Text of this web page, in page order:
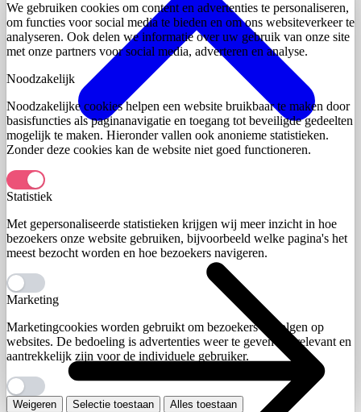
We gebruiken cookies om content en advertenties te personaliseren,
om functies voor social media te bieden en om ons websiteverkeer te
analyseren. Ook delen we informatie over uw gebruik van onze site
met onze partners voor social media, adverteren en analyse.
Noodzakelijk
Noodzakelijke cookies helpen een website bruikbaar te maken door
basisfuncties als paginanavigatie en toegang tot beveiligde gedeelten
mogelijk te maken. Hieronder vallen ook anonieme statistieken.
Zonder deze cookies kan de website niet goed functioneren.
Statistiek
Met gepersonaliseerde statistieken krijgen wij meer inzicht in hoe
bezoekers onze website gebruiken, bijvoorbeeld welke pagina's het
meest bezocht worden en hoe bezoekers navigeren.
Marketing
Marketingcookies worden gebruikt om bezoekers te volgen op
websites. De bedoeling is advertenties weer te geven die relevant en
aantrekkelijk zijn voor de individuele gebruiker.
Weigeren Selectie toestaan Alles toestaan